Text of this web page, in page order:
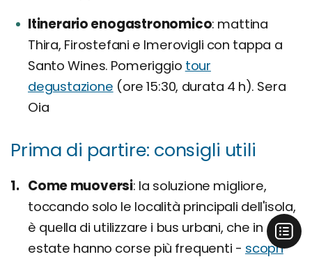
Itinerario enogastronomico mattina
Thira, Firostefani e Imerovigli con tappa a
Santo Wines. Pomeriggio tour
degustazione (ore 15:30, durata 4 h). Sera
Oia
Prima di partire: consigli utili
Come muoversi la soluzione migliore,
toccando solo le località principali dell'isola,
è quella di utilizzare i bus urbani, che in
estate hanno corse più frequenti - scopri